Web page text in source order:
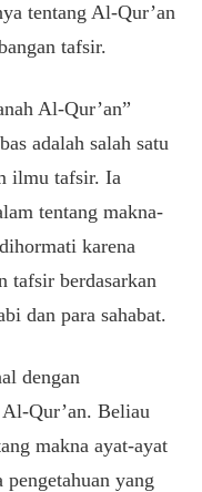
tentang Al-Qur’an
tafsir.
Al-Qur’an”
adalah salah satu
ilmu tafsir. Ia
tentang makna-
karena
tafsir berdasarkan
dan para sahabat.
dengan
Al-Qur’an. Beliau
makna ayat-ayat
yang